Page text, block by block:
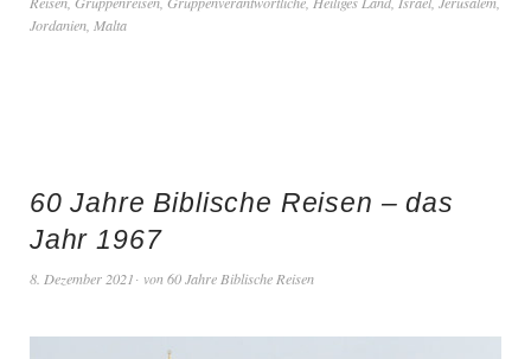
Jordanien Malta
60 Jahre Biblische Reisen – das
Jahr 1967
8. Dezember 2021 von 60 Jahre Biblische Reisen